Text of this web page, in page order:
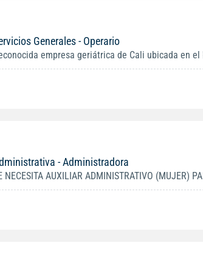
Generales - Operario
empresa geriátrica de Cali ubicada en el
- Administradora
NECESITA AUXILIAR ADMINISTRATIVO (MUJER)